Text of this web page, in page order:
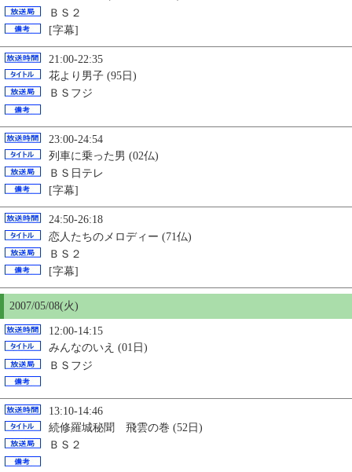
ＢＳ２
[字幕]
21:00-22:35
花より男子 (95日)
ＢＳフジ
23:00-24:54
列車に乗った男 (02仏)
ＢＳ日テレ
[字幕]
24:50-26:18
恋人たちのメロディー (71仏)
ＢＳ２
[字幕]
2007/05/08(火)
12:00-14:15
みんなのいえ (01日)
ＢＳフジ
13:10-14:46
続修羅城秘聞 飛雲の巻 (52日)
ＢＳ２